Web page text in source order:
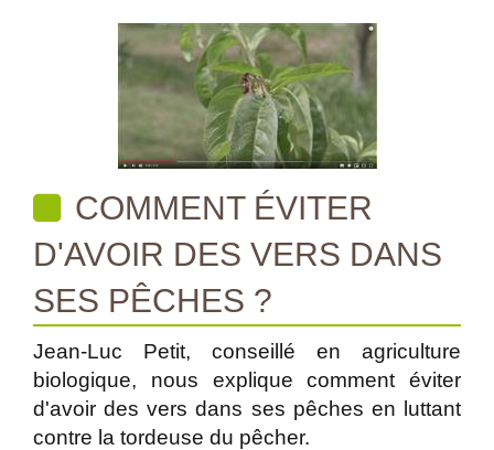
COMMENT ÉVITER
D'AVOIR DES VERS DANS
SES PÊCHES ?
Jean-Luc Petit, conseillé en agriculture
biologique, nous explique comment éviter
d'avoir des vers dans ses pêches en luttant
contre la tordeuse du pêcher.